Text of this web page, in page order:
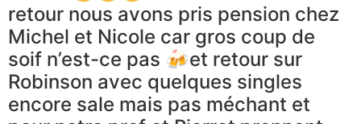
retour nous avons pris pension chez
Michel et Nicole car gros coup de
soif n’est-ce pas 🍻et retour sur
Robinson avec quelques singles
encore sale mais pas méchant et